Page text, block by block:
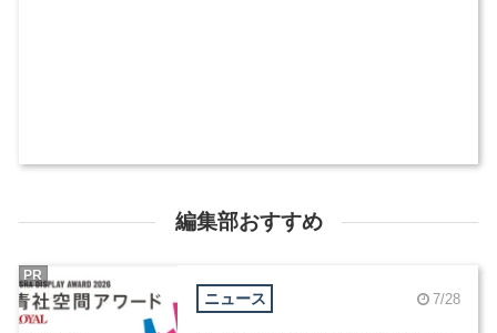
編集部おすすめ
ニュース 7/28
PR